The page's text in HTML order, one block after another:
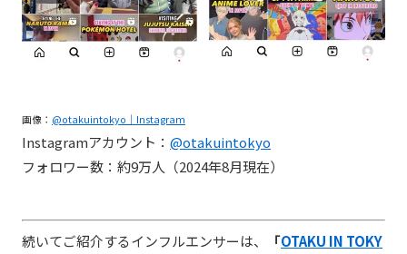
画像： @otakuintokyo｜Instagram
Instagramアカウント： @otakuintokyo
フォロワー数：約9万人（2024年8月現在）
続いてご紹介するインフルエンサーは、 「OTAKU IN TOKY